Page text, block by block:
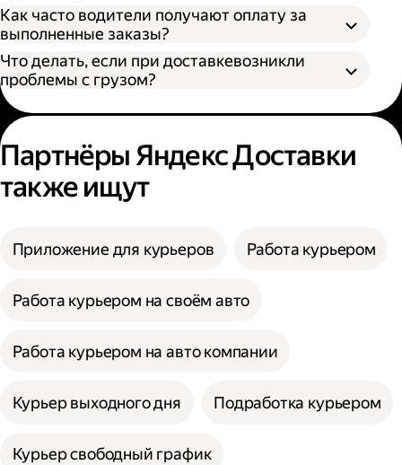
S — от 170 × 100 × 90 см
M — от 260 × 130 × 150 см
L — от 380 × 180 × 180 см
XL — от 400 × 190 × 200 см
Как часто водители получают оплату за
выполненные заказы?
Что делать, если при доставкевозникли
проблемы с грузом?
Партнёры Яндекс Доставки
также ищут
Приложение для курьеров Работа курьером
Работа курьером на своём авто
Работа курьером на авто компании
Курьер выходного дня Подработка курьером
Курьер свободный график